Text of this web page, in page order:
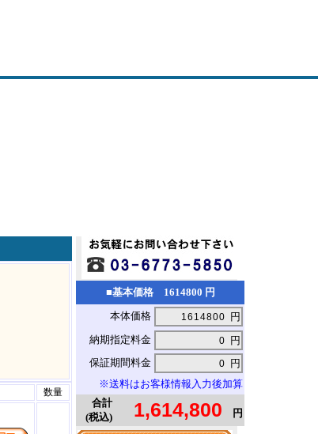
数量
■基本価格 1614800 円
本体価格
円
納期指定料金
円
保証期間料金
円
※送料はお客様情報入力後加算
合計
(税込)
円